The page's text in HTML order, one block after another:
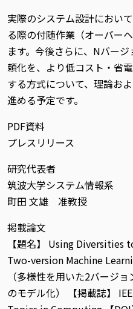
実際のシステム設計におい
る際の付随作業（オーバー
ます。今後さらに、Nバー
頼化を、より低コスト・省
する方式について、理論お
進める予定です。
PDF資料
プレスリリース
研究代表者
筑波大学システム情報系
町田 文雄 准教授
掲載論文
【題名】 Using
Two-version Machine
（多様性を用いた2バージ
のモデル化） 【掲載誌】